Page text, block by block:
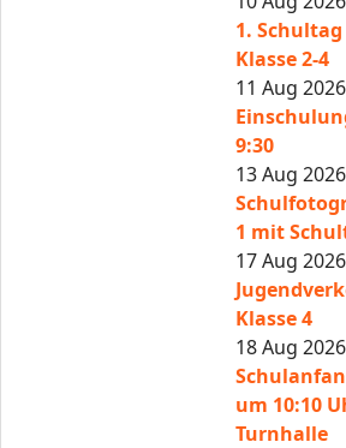
1.
Klasse 2-4
11 Aug 2026
9:30
13 Aug 2026
1 mit
17 Aug 2026
Klasse 4
18 Aug 2026
um 10:10
Turnhalle